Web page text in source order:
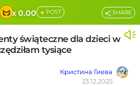
x 0.00 + POST
świąteczne dla dzieci w
tysiące
Кристина Гиева
23.12.2025
SHARE